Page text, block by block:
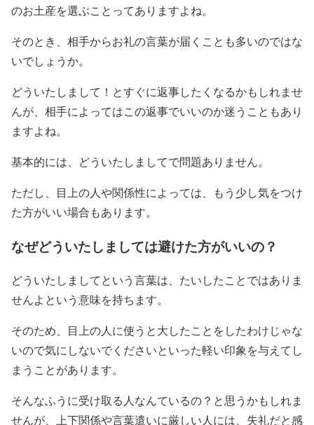
のお土産を選ぶことってありますよね。
そのとき、相手からお礼の言葉が届くことも多いのではな
いでしょうか。
どういたしまして！とすぐに返事したくなるかもしれませ
んが、相手によってはこの返事でいいのか迷うこともあり
ますよね。
基本的には、どういたしましてで問題ありません。
ただし、目上の人や関係性によっては、もう少し気をつけ
た方がいい場合もあります。
なぜどういたしましては避けた方がいいの？
どういたしましてという言葉は、たいしたことではありま
せんよという意味を持ちます。
そのため、目上の人に使うと大したことをしたわけじゃな
いので気にしないでくださいといった軽い印象を与えてし
まうことがあります。
そんなふうに受け取る人なんているの？と思うかもしれま
せんが、上下関係や言葉遣いに厳しい人には、失礼だと感